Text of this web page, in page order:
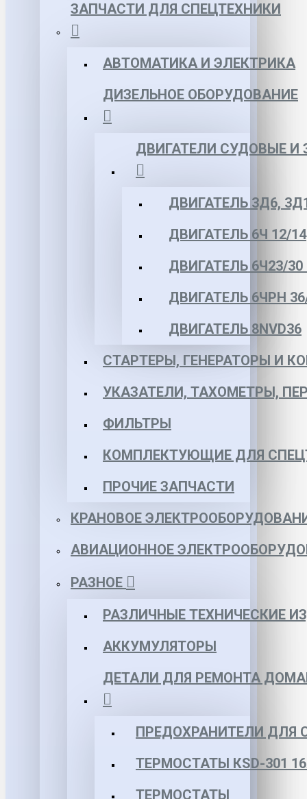
ЗАПЧАСТИ ДЛЯ СПЕЦТЕХНИКИ
АВТОМАТИКА И ЭЛЕКТРИКА
ДИЗЕЛЬНОЕ ОБОРУДОВАНИЕ
ДВИГАТЕЛИ СУДОВЫЕ И
ДВИГАТЕЛЬ 3Д6,
ДВИГАТЕЛЬ 6Ч 12/14
ДВИГАТЕЛЬ 6Ч23/30
ДВИГАТЕЛЬ 6ЧРН
ДВИГАТЕЛЬ 8NVD36
СТАРТЕРЫ, ГЕНЕРАТОРЫ И
УКАЗАТЕЛИ, ТАХОМЕТРЫ,
ФИЛЬТРЫ
КОМПЛЕКТУЮЩИЕ ДЛЯ
ПРОЧИЕ ЗАПЧАСТИ
КРАНОВОЕ
АВИАЦИОННОЕ
РАЗНОЕ
РАЗЛИЧНЫЕ ТЕХНИЧЕСКИЕ
АККУМУЛЯТОРЫ
ДЕТАЛИ ДЛЯ РЕМОНТА
ПРЕДОХРАНИТЕЛИ ДЛЯ
ТЕРМОСТАТЫ КSD-301
ТЕРМОСТАТЫ